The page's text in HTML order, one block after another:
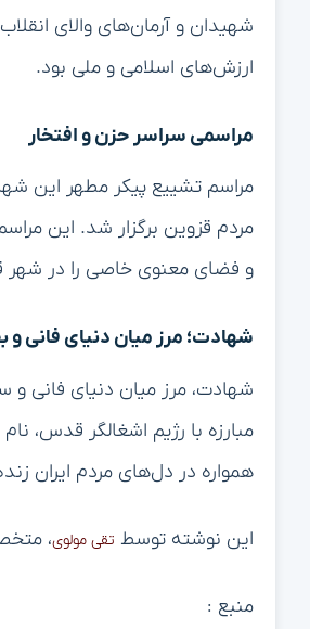
شهیدان و آرمان‌های والای
ارزش‌های اسلامی و ملی بود.
مراسمی سراسر حزن و افتخار
مراسم تشییع پیکر مطهر این
مردم قزوین برگزار شد. این
و فضای معنوی خاصی را در شهر
شهادت؛ مرز میان دنیای فانی و
شهادت، مرز میان دنیای فانی و
مبارزه با رژیم اشغالگر قدس، نام
همواره در دل‌های مردم ایران
این نوشته توسط تقی مولوی،
منبع :